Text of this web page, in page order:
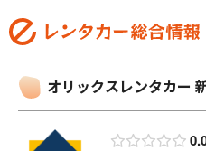
オリックスレンタカー